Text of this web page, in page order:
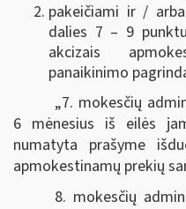
pakeičiami ir /
dalies 7 – 9
akcizais
panaikinimo
„7. mokesčių
6 mėnesius iš eilės
numatyta prašyme
apmokestinamų prekių
8. mokesčių